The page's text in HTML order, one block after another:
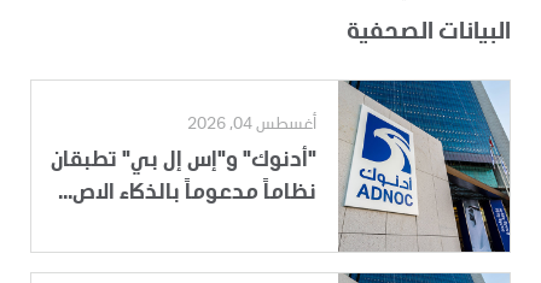
البيانات الصحفية
أغسطس 04, 2026
"أدنوك" و"إس إل بي" تطبقان
نظاماً مدعوماً بالذكاء الاص...